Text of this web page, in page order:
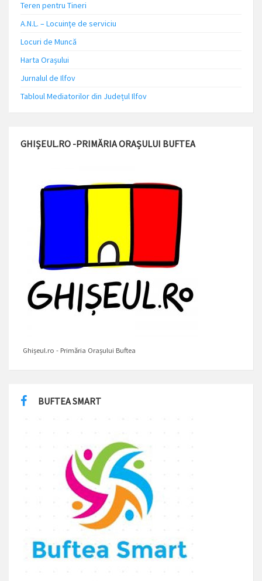
Teren pentru Tineri
A.N.L. – Locuinţe de serviciu
Locuri de Muncă
Harta Orașului
Jurnalul de Ilfov
Tabloul Mediatorilor din Județul Ilfov
GHIȘEUL.RO -PRIMĂRIA ORAȘULUI BUFTEA
Ghișeul.ro - Primăria Orașului Buftea
BUFTEA SMART